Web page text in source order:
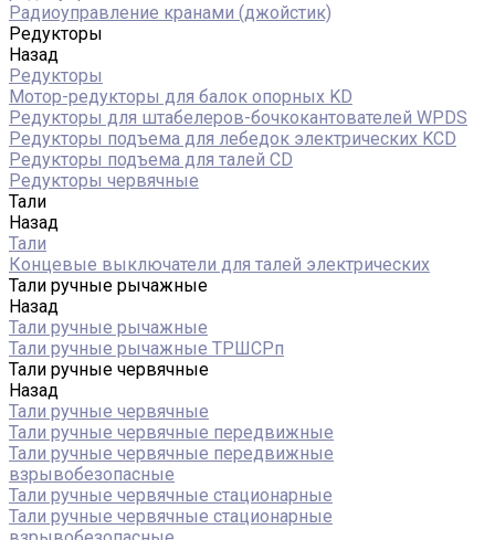
Радиоуправление кранами (джойстик)
Редукторы
Назад
Редукторы
Мотор-редукторы для балок опорных KD
Редукторы для штабелеров-бочкокантователей WPDS
Редукторы подъема для лебедок электрических KCD
Редукторы подъема для талей CD
Редукторы червячные
Тали
Назад
Тали
Концевые выключатели для талей электрических
Тали ручные рычажные
Назад
Тали ручные рычажные
Тали ручные рычажные ТРШСРп
Тали ручные червячные
Назад
Тали ручные червячные
Тали ручные червячные передвижные
Тали ручные червячные передвижные
взрывобезопасные
Тали ручные червячные стационарные
Тали ручные червячные стационарные